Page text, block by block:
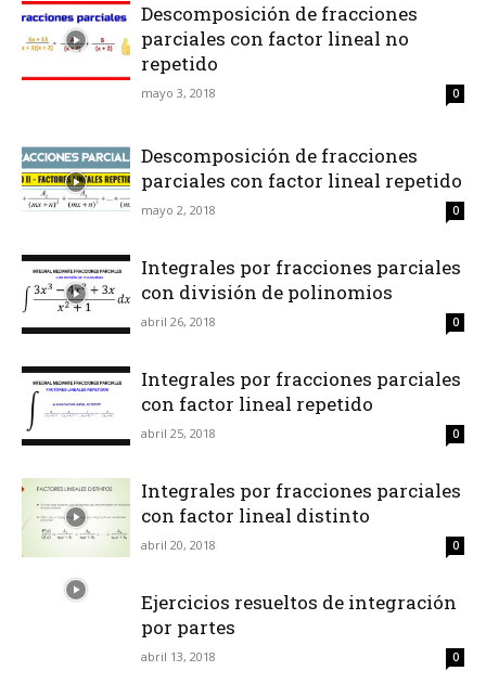
Descomposición de fracciones
parciales con factor lineal no
repetido
mayo 3, 2018 0
Descomposición de fracciones
parciales con factor lineal repetido
mayo 2, 2018 0
Integrales por fracciones parciales
con división de polinomios
abril 26, 2018 0
Integrales por fracciones parciales
con factor lineal repetido
abril 25, 2018 0
Integrales por fracciones parciales
con factor lineal distinto
abril 20, 2018 0
Ejercicios resueltos de integración
por partes
abril 13, 2018 0